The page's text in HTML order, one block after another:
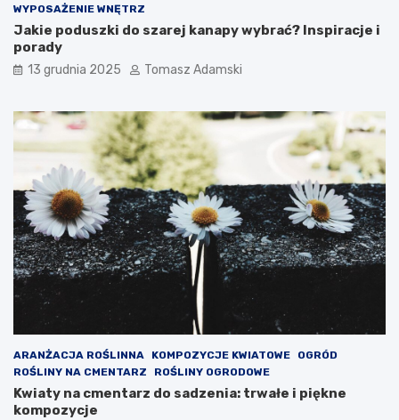
WYPOSAŻENIE WNĘTRZ
Jakie poduszki do szarej kanapy wybrać? Inspiracje i
porady
13 grudnia 2025 Tomasz Adamski
ARANŻACJA ROŚLINNA KOMPOZYCJE KWIATOWE
OGRÓD
ROŚLINY NA CMENTARZ
ROŚLINY OGRODOWE
Kwiaty na cmentarz do sadzenia: trwałe i piękne
kompozycje